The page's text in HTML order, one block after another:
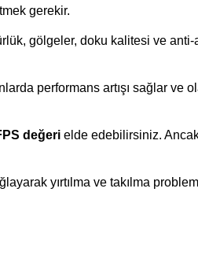
gerekir.
gölgeler, doku kalitesi ve anti-
performans artışı sağlar ve
değeri elde edebilirsiniz.
yırtılma ve takılma